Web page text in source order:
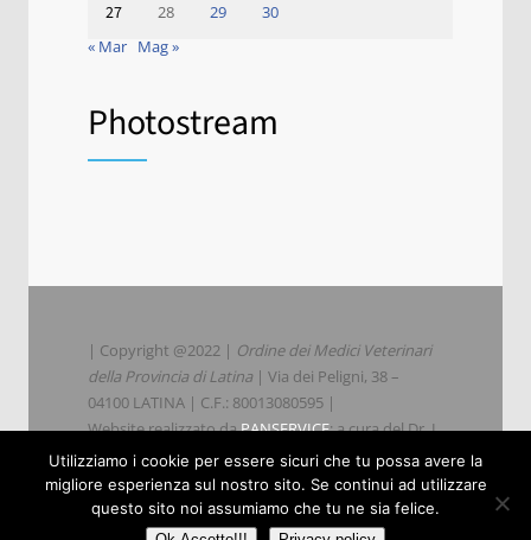
27 28 29
30
« Mar Mag »
Photostream
| Copyright @2022 | Ordine dei Medici Veterinari
della Provincia di Latina | Via dei Peligni, 38 –
04100 LATINA | C.F.: 80013080595 |
Website realizzato daPANSERVICE; a cura del Dr. L.
Parisi
|Privacy|Cookie Policy|
Utilizziamo i cookie per essere sicuri che tu possa avere la
migliore esperienza sul nostro sito. Se continui ad utilizzare
questo sito noi assumiamo che tu ne sia felice.